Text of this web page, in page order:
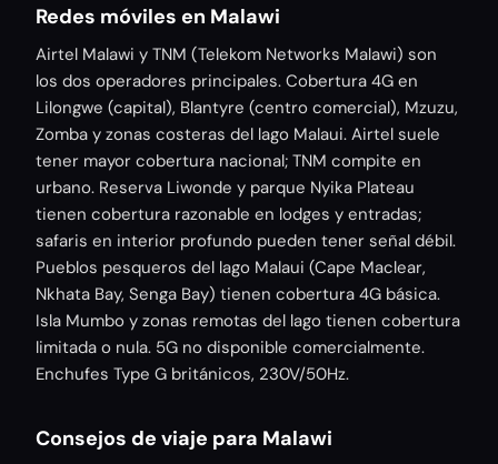
Redes móviles en Malawi
Airtel Malawi y TNM (Telekom Networks Malawi) son
los dos operadores principales. Cobertura 4G en
Lilongwe (capital), Blantyre (centro comercial), Mzuzu,
Zomba y zonas costeras del lago Malaui. Airtel suele
tener mayor cobertura nacional; TNM compite en
urbano. Reserva Liwonde y parque Nyika Plateau
tienen cobertura razonable en lodges y entradas;
safaris en interior profundo pueden tener señal débil.
Pueblos pesqueros del lago Malaui (Cape Maclear,
Nkhata Bay, Senga Bay) tienen cobertura 4G básica.
Isla Mumbo y zonas remotas del lago tienen cobertura
limitada o nula. 5G no disponible comercialmente.
Enchufes Type G británicos, 230V/50Hz.
Consejos de viaje para Malawi